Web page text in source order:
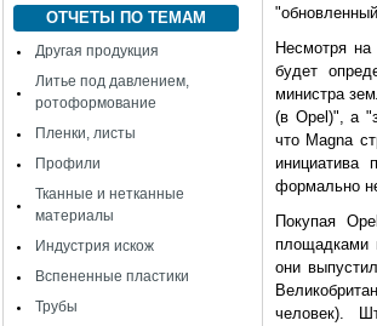
ОТЧЕТЫ ПО ТЕМАМ
Другая продукция
Литье под давлением,
ротоформование
Пленки, листы
Профили
Тканные и нетканные
материалы
Индустрия искож
Вспененные пластики
Трубы
Несмотря
будет
министра
(в Opel)", а
что Magna
инициатива
формально
Покупая
площадками
они
человек).